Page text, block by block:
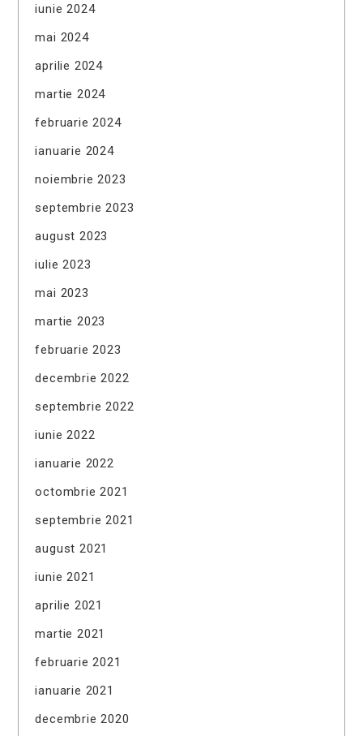
iunie 2024
mai 2024
aprilie 2024
martie 2024
februarie 2024
ianuarie 2024
noiembrie 2023
septembrie 2023
august 2023
iulie 2023
mai 2023
martie 2023
februarie 2023
decembrie 2022
septembrie 2022
iunie 2022
ianuarie 2022
octombrie 2021
septembrie 2021
august 2021
iunie 2021
aprilie 2021
martie 2021
februarie 2021
ianuarie 2021
decembrie 2020